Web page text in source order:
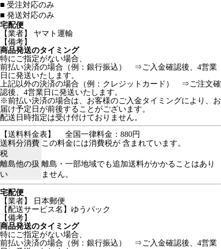
■ 受注対応のみ
■ 発送対応のみ
宅配便
【業者】 ヤマト運輸
【備考】
商品発送のタイミング
特にご指定がない場合、
前払い決済の場合（例：銀行振込） ⇒ご入金確認後、4営業
日に発送いたします。
上記以外の決済の場合（例：クレジットカード） ⇒ご注文確
認後、4営業日に発送いたします。
※前払い決済の場合は、お客様のご入金タイミングにより、お
届け予定日が前後することがございます。
配送日時指定は受け付けておりません。
【送料料金表】
全国一律料金：880円
送料分消費
税
この料金には消費税が 含まれています。
離島他の扱
い
離島・一部地域でも追加送料がかかることはあり
ません。
宅配便
【業者】 日本郵便
【配送サービス名】ゆうパック
【備考】
商品発送のタイミング
特にご指定がない場合、
前払い決済の場合（例：銀行振込） ⇒ご入金確認後、4営業